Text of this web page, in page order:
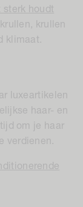
sterk houdt
krullen
klimaat.
luxeartikelen
haar- en
om je haar
verdienen.